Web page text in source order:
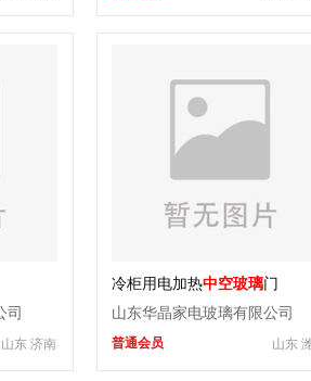
司
山东 济南
冷柜用电加热中空玻璃门
山东华晶家电玻璃有限公司
山东
普通会员